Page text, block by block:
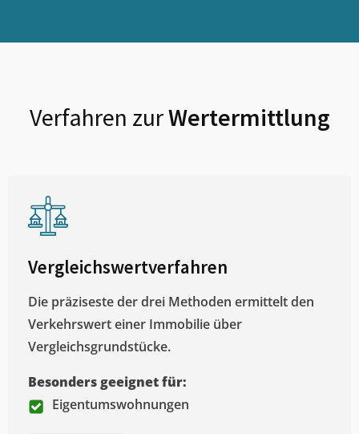
Verfahren zurWertermittlung
Vergleichswertverfahren
Die präziseste der drei Methoden ermittelt den
Verkehrswert einer Immobilie über
Vergleichsgrundstücke.
Besonders geeignet für:
Eigentumswohnungen